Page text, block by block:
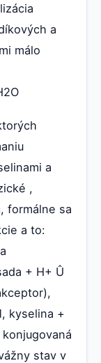
a
málo
a
,
formálne sa
a to:
+ H+ Û
kyselina +
stav v